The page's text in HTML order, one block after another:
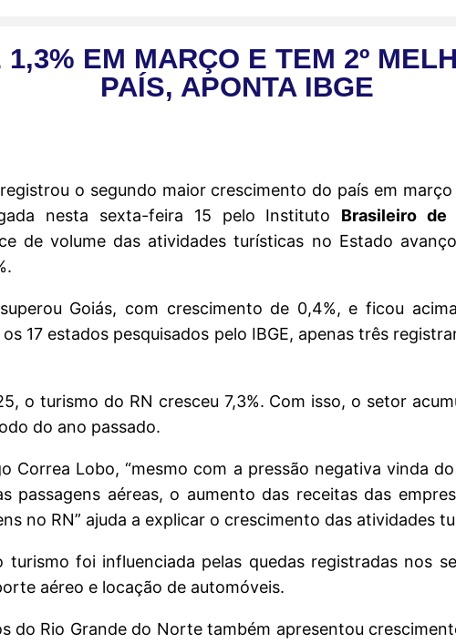
EM MARÇO E TEM 2º
PAÍS, APONTA IBGE
registrou o segundo maior crescimento do país em
nesta sexta-feira 15 pelo Instituto Brasileiro de
de volume das atividades turísticas no Estado
Goiás, com crescimento de 0,4%, e ficou
17 estados pesquisados pelo IBGE, apenas três
o turismo do RN cresceu 7,3%. Com isso, o setor
do ano passado.
Correa Lobo, “mesmo com a pressão negativa vinda
passagens aéreas, o aumento das receitas das
no RN” ajuda a explicar o crescimento das atividades
foi influenciada pelas quedas registradas nos
aéreo e locação de automóveis.
do Rio Grande do Norte também apresentou